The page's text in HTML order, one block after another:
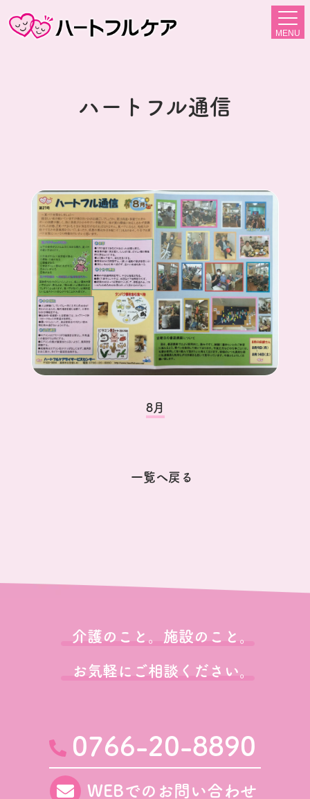
MENU
ハートフル通信
8月
一覧へ戻る
介護のこと。施設のこと。
お気軽にご相談ください。
0766-20-8890
WEBでのお問い合わせ